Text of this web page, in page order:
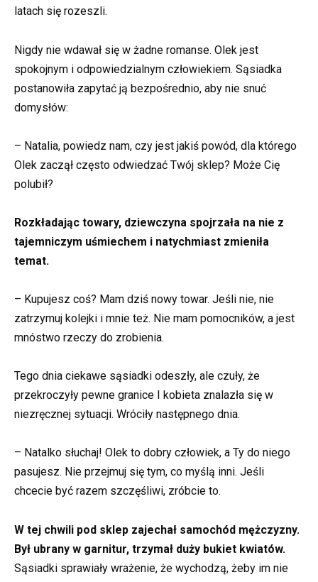
latach się rozeszli.
Nigdy nie wdawał się w żadne romanse. Olek jest
spokojnym i odpowiedzialnym człowiekiem. Sąsiadka
postanowiła zapytać ją bezpośrednio, aby nie snuć
domysłów:
– Natalia, powiedz nam, czy jest jakiś powód, dla którego
Olek zaczął często odwiedzać Twój sklep? Może Cię
polubił?
Rozkładając towary, dziewczyna spojrzała na nie z
tajemniczym uśmiechem i natychmiast zmieniła
temat.
– Kupujesz coś? Mam dziś nowy towar. Jeśli nie, nie
zatrzymuj kolejki i mnie też. Nie mam pomocników, a jest
mnóstwo rzeczy do zrobienia.
Tego dnia ciekawe sąsiadki odeszły, ale czuły, że
przekroczyły pewne granice I kobieta znalazła się w
niezręcznej sytuacji. Wróciły następnego dnia.
– Natalko słuchaj! Olek to dobry człowiek, a Ty do niego
pasujesz. Nie przejmuj się tym, co myślą inni. Jeśli
chcecie być razem szczęśliwi, zróbcie to.
W tej chwili pod sklep zajechał samochód mężczyzny.
Był ubrany w garnitur, trzymał duży bukiet kwiatów.
Sąsiadki sprawiały wrażenie, że wychodzą, żeby im nie